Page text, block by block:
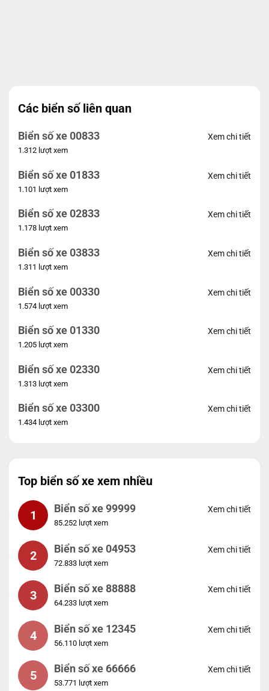
Các biển số liên quan
Biển số xe 00833
1.312 lượt xem
Xem chi tiết
Biển số xe 01833
1.101 lượt xem
Xem chi tiết
Biển số xe 02833
1.178 lượt xem
Xem chi tiết
Biển số xe 03833
1.311 lượt xem
Xem chi tiết
Biển số xe 00330
1.574 lượt xem
Xem chi tiết
Biển số xe 01330
1.205 lượt xem
Xem chi tiết
Biển số xe 02330
1.313 lượt xem
Xem chi tiết
Biển số xe 03300
1.434 lượt xem
Xem chi tiết
Top biển số xe xem nhiều
1 Biển số xe 99999
85.252 lượt xem
Xem chi tiết
2 Biển số xe 04953
72.833 lượt xem
Xem chi tiết
3 Biển số xe 88888
64.233 lượt xem
Xem chi tiết
4 Biển số xe 12345
56.110 lượt xem
Xem chi tiết
5 Biển số xe 66666
53.771 lượt xem
Xem chi tiết